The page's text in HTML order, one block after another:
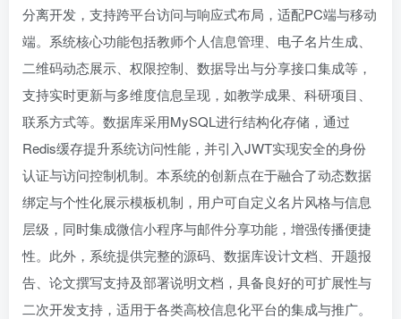
分离开发，支持跨平台访问与响应式布局，适配PC端与移动
端。系统核心功能包括教师个人信息管理、电子名片生成、
二维码动态展示、权限控制、数据导出与分享接口集成等，
支持实时更新与多维度信息呈现，如教学成果、科研项目、
联系方式等。数据库采用MySQL进行结构化存储，通过
Redis缓存提升系统访问性能，并引入JWT实现安全的身份
认证与访问控制机制。本系统的创新点在于融合了动态数据
绑定与个性化展示模板机制，用户可自定义名片风格与信息
层级，同时集成微信小程序与邮件分享功能，增强传播便捷
性。此外，系统提供完整的源码、数据库设计文档、开题报
告、论文撰写支持及部署说明文档，具备良好的可扩展性与
二次开发支持，适用于各类高校信息化平台的集成与推广。